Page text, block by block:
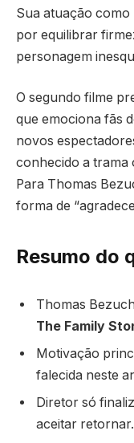
Sua atuação
por equilibrar
personagem
O segundo filme
que emociona fãs
novos
conhecido a trama
Para Thomas
forma de
Resumo do
Thomas
The Family
Motivação
falecida neste
Diretor só
aceitar retornar.